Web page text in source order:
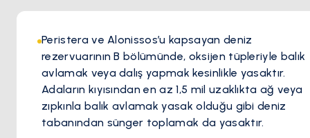
Peristera ve Alonissos’u kapsayan deniz
rezervuarının B bölümünde, oksijen tüpleriyle balık
avlamak veya dalış yapmak kesinlikle yasaktır.
Adaların kıyısından en az 1,5 mil uzaklıkta ağ veya
zıpkınla balık avlamak yasak olduğu gibi deniz
tabanından sünger toplamak da yasaktır.